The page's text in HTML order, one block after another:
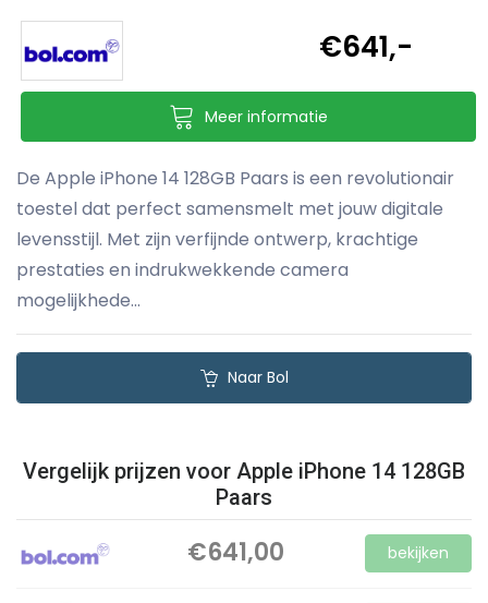
€641,-
Meer informatie
De Apple iPhone 14 128GB Paars is een revolutionair
toestel dat perfect samensmelt met jouw digitale
levensstijl. Met zijn verfijnde ontwerp, krachtige
prestaties en indrukwekkende camera
mogelijkhede...
Naar Bol
Vergelijk prijzen voor Apple iPhone 14 128GB
Paars
€641,00 bekijken